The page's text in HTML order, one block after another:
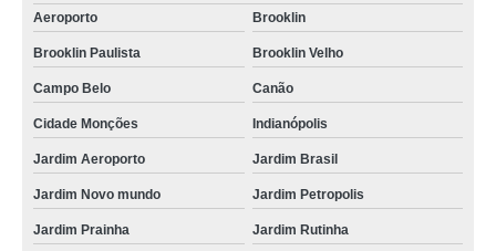
Aeroporto
Brooklin
Brooklin Paulista Brooklin Velho
Campo Belo Canão
Cidade Monções Indianópolis
Jardim Aeroporto Jardim Brasil
Jardim Novo mundo Jardim Petropolis
Jardim Prainha Jardim Rutinha